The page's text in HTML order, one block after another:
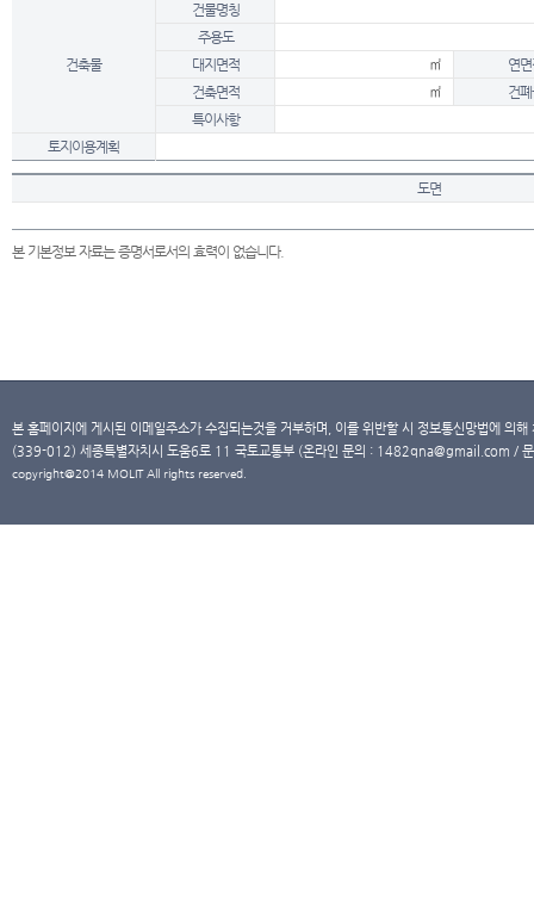
건축물
건물명칭
주용도
대지면적
㎡
연
건축면적
㎡
건
특이사항
토지이용계획
도면
본 기본정보 자료는 증명서로서의 효력이 없습니다.
본 홈페이지에 게시된 이메일주소가 수집되는것을 거부하며, 이를 위반할 시 정보통신망법에 의
(339-012) 세종특별자치시 도움6로 11 국토교통부 (온라인 문의 : 1482qna@gmail.com /
copyright@2014 MOLIT All rights reserved.